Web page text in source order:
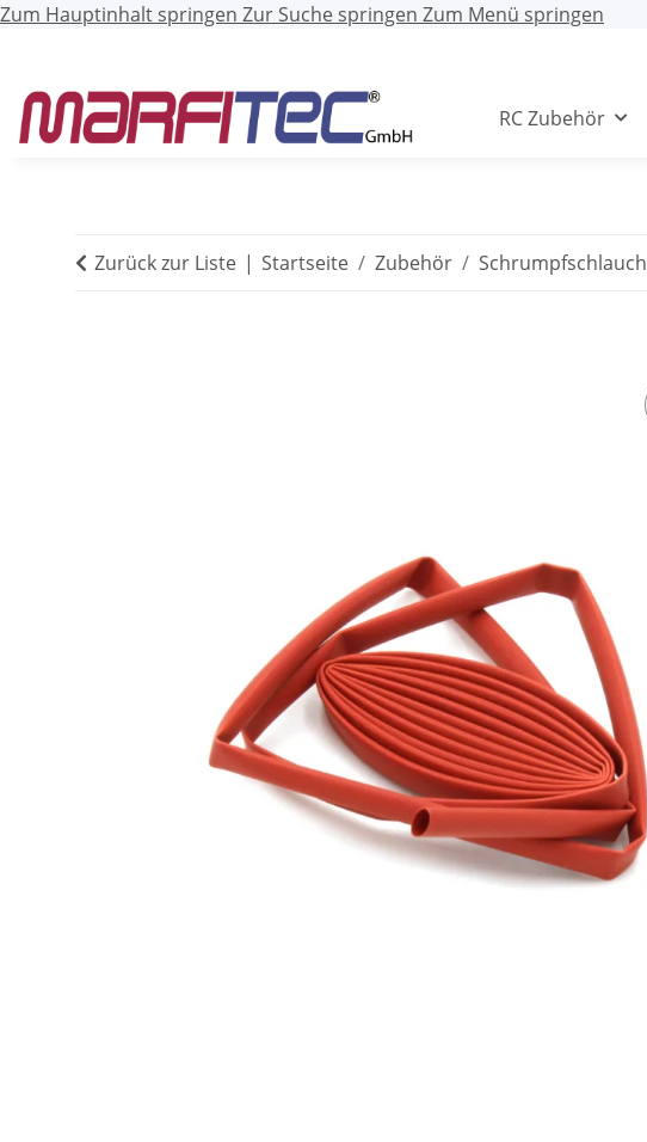
Zum Hauptinhalt springen Zur Suche springen Zum Menü springen
RC Zubehör
Zurück zur Liste Startseite Zubehör Schrumpfschlauch